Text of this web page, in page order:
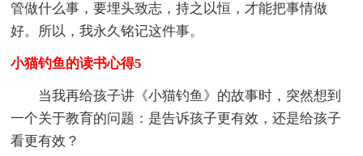
管做什么事，要埋头致志，持之以恒，才能把事情做
好。所以，我永久铭记这件事。
小猫钓鱼的读书心得5
当我再给孩子讲《小猫钓鱼》的故事时，突然想到
一个关于教育的问题：是告诉孩子更有效，还是给孩子
看更有效？